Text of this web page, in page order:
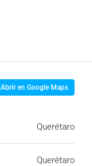
Abrir en Google Maps
Querétaro
Querétaro